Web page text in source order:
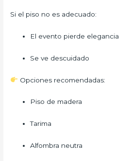
Si el piso no es adecuado:
El evento pierde elegancia
Se ve descuidado
Opciones recomendadas:
Piso de madera
Tarima
Alfombra neutra